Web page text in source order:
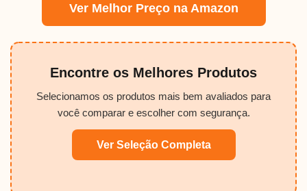
Ver Melhor Preço na Amazon
Encontre os Melhores Produtos
Selecionamos os produtos mais bem avaliados para
você comparar e escolher com segurança.
Ver Seleção Completa